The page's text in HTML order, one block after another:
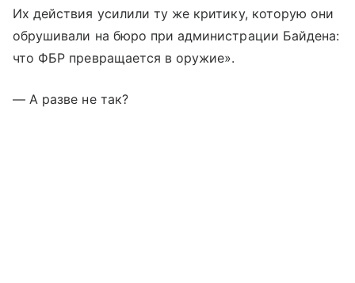
Их действия усилили ту же критику, которую они
обрушивали на бюро при администрации Байдена:
что ФБР превращается в оружие».
— А разве не так?